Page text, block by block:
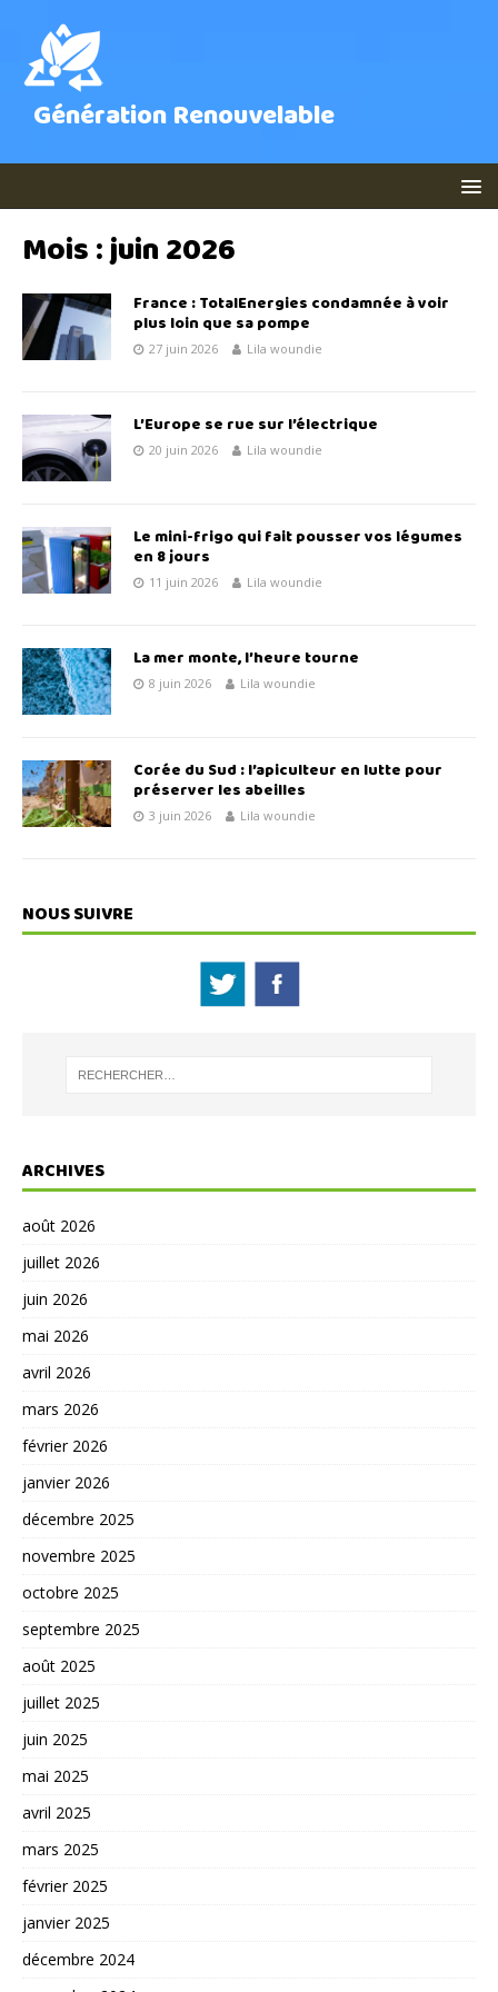
Génération Renouvelable
Mois :juin 2026
France : TotalEnergies condamnée à voir
plus loin que sa pompe
27 juin 2026 Lila woundie
L’Europe se rue sur l’électrique
20 juin 2026 Lila woundie
Le mini-frigo qui fait pousser vos légumes
en 8 jours
11 juin 2026 Lila woundie
La mer monte, l’heure tourne
8 juin 2026 Lila woundie
Corée du Sud : l’apiculteur en lutte pour
préserver les abeilles
3 juin 2026 Lila woundie
NOUS SUIVRE
ARCHIVES
août 2026
juillet 2026
juin 2026
mai 2026
avril 2026
mars 2026
février 2026
janvier 2026
décembre 2025
novembre 2025
octobre 2025
septembre 2025
août 2025
juillet 2025
juin 2025
mai 2025
avril 2025
mars 2025
février 2025
janvier 2025
décembre 2024